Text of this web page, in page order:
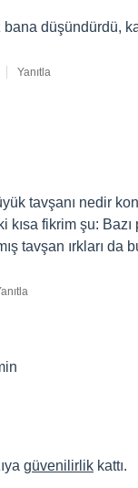
düşündürdü,
Yanıtla
tavşanı nedir
kısa fikrim şu:
tavşan ırkları da
güvenilirlik kattı.